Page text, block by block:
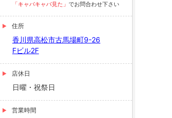
「キャバキャバ見た」 でお問合わせ下さい
住所
香川県高松市古馬場町9-26
Fビル2F
店休日
日曜・祝祭日
営業時間